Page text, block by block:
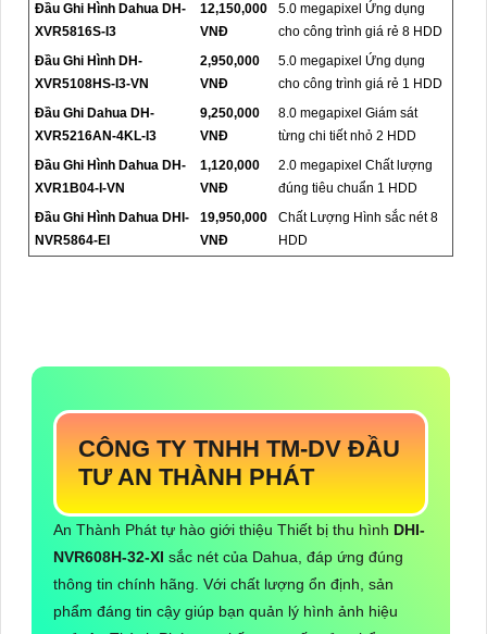
Đầu Ghi Hình Dahua DH-
XVR5816S-I3
12,150,000
VNĐ
5.0 megapixel Ứng dụng
cho công trình giá rẻ 8 HDD
Đầu Ghi Hình DH-
XVR5108HS-I3-VN
2,950,000
VNĐ
5.0 megapixel Ứng dụng
cho công trình giá rẻ 1 HDD
Đầu Ghi Dahua DH-
XVR5216AN-4KL-I3
9,250,000
VNĐ
8.0 megapixel Giám sát
từng chi tiết nhỏ 2 HDD
Đầu Ghi Hình Dahua DH-
XVR1B04-I-VN
1,120,000
VNĐ
2.0 megapixel Chất lượng
đúng tiêu chuẩn 1 HDD
Đầu Ghi Hình Dahua DHI-
NVR5864-EI
19,950,000
VNĐ
Chất Lượng Hình sắc nét 8
HDD
CÔNG TY TNHH TM-DV ĐẦU
TƯ AN THÀNH PHÁT
An Thành Phát tự hào giới thiệu Thiết bị thu hình DHI-
NVR608H-32-XI sắc nét của Dahua, đáp ứng đúng
thông tin chính hãng. Với chất lượng ổn định, sản
phẩm đáng tin cậy giúp bạn quản lý hình ảnh hiệu